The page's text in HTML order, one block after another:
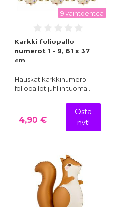
9 vaihtoehtoa
Karkki foliopallo
numerot 1 - 9, 61 x 37
cm
Hauskat karkkinumero
foliopallot juhliin tuoma…
4,90 €
Osta
nyt!